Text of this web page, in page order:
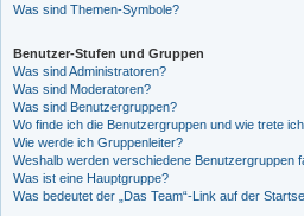
Was sind Themen-Symbole?
Benutzer-Stufen und Gruppen
Was sind Administratoren?
Was sind Moderatoren?
Was sind Benutzergruppen?
Wo finde ich die Benutzergruppen und wie trete
Wie werde ich Gruppenleiter?
Weshalb werden verschiedene Benutzergruppen
Was ist eine Hauptgruppe?
Was bedeutet der „Das Team“-Link auf der